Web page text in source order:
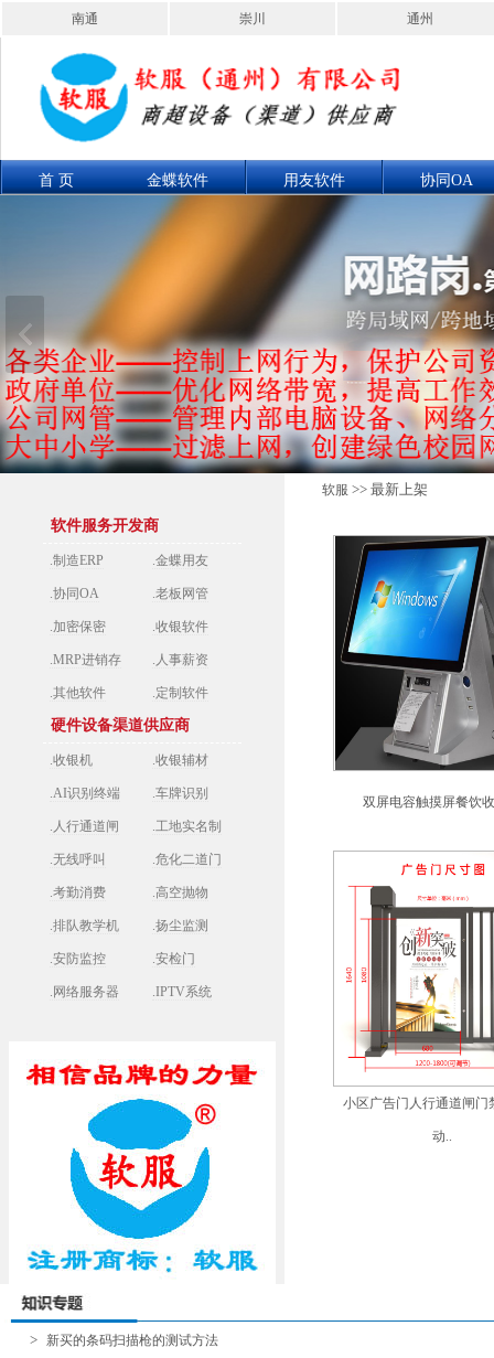
南通 崇川 通州
首 页 金蝶软件 用友软件 协同OA
软件服务开发商
.制造ERP .金蝶用友
.协同OA .老板网管
.加密保密 .收银软件
.MRP进销存 .人事薪资
.其他软件 .定制软件
硬件设备渠道供应商
.收银机 .收银辅材
.AI识别终端 .车牌识别
.人行通道闸 .工地实名制
.无线呼叫 .危化二道门
.考勤消费 .高空抛物
.排队教学机 .扬尘监测
.安防监控 .安检门
.网络服务器 .IPTV系统
软服 >> 最新上架
双屏电容触摸屏餐饮
小区广告门人行通道闸门
动..
> 新买的条码扫描枪的测试方法